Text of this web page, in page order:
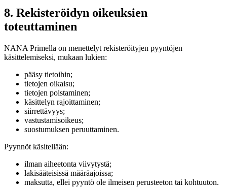
8. Rekisteröidyn oikeuksien
toteuttaminen
NANA Primella on menettelyt rekisteröityjen pyyntöjen
käsittelemiseksi, mukaan lukien:
pääsy tietoihin;
tietojen oikaisu;
tietojen poistaminen;
käsittelyn rajoittaminen;
siirrettävyys;
vastustamisoikeus;
suostumuksen peruuttaminen.
Pyynnöt käsitellään:
ilman aiheetonta viivytystä;
lakisääteisissä määräajoissa;
maksutta, ellei pyyntö ole ilmeisen perusteeton tai kohtuuton.